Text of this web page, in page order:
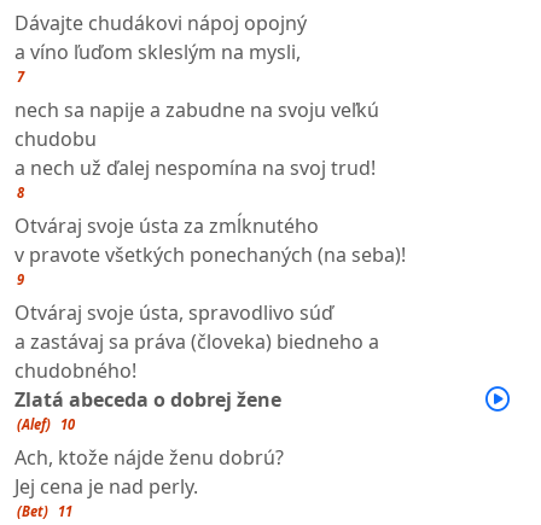
Dávajte chudákovi nápoj opojný
a víno ľuďom skleslým na mysli,
7
nech sa napije a zabudne na svoju veľkú
chudobu
a nech už ďalej nespomína na svoj trud!
8
Otváraj svoje ústa za zmĺknutého
v pravote všetkých ponechaných (na seba)!
9
Otváraj svoje ústa, spravodlivo súď
a zastávaj sa práva (človeka) biedneho a
chudobného!
Zlatá abeceda o dobrej žene
(Alef) 10
Ach, ktože nájde ženu dobrú?
Jej cena je nad perly.
(Bet) 11